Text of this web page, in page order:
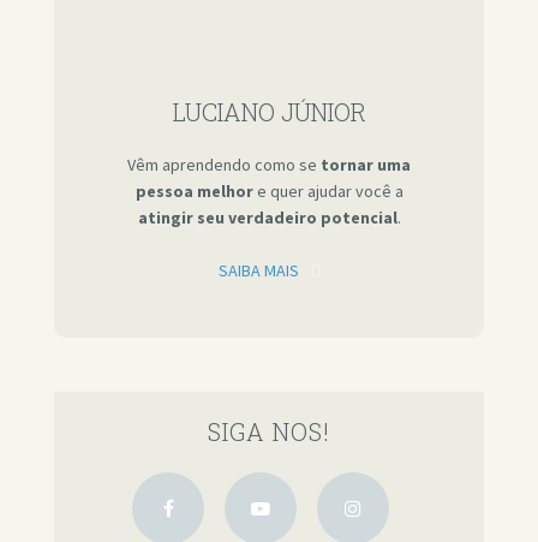
LUCIANO JÚNIOR
Vêm aprendendo como se tornar uma
pessoa melhore quer ajudar você a
atingir seu verdadeiro potencial.
SAIBA MAIS
SIGA NOS!